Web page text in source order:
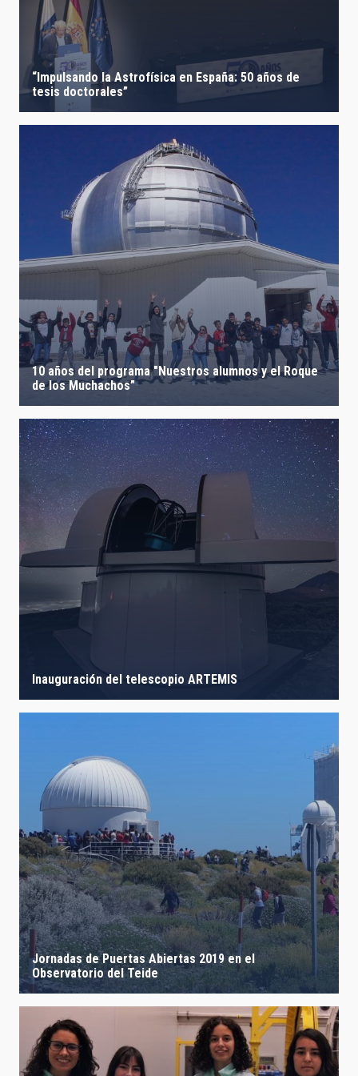
“Impulsando la Astrofísica en España: 50 años de
tesis doctorales”
10 años del programa "Nuestros alumnos y el Roque
de los Muchachos”
Inauguración del telescopio ARTEMIS
Jornadas de Puertas Abiertas 2019 en el
Observatorio del Teide